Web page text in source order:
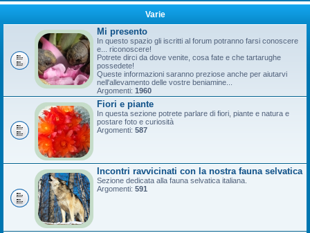
Varie
Mi presento
In questo spazio gli iscritti al forum potranno farsi conoscere
e... riconoscere!
Potrete dirci da dove venite, cosa fate e che tartarughe
possedete!
Queste informazioni saranno preziose anche per aiutarvi
nell'allevamento delle vostre beniamine...
Argomenti: 1960
Fiori e piante
In questa sezione potrete parlare di fiori, piante e natura e
postare foto e curiosità
Argomenti: 587
Incontri ravvicinati con la nostra fauna selvatica
Sezione dedicata alla fauna selvatica italiana.
Argomenti: 591